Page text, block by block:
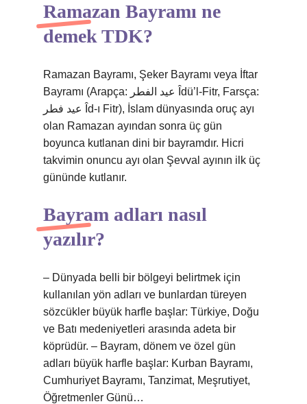
Ramazan Bayramı ne
demek TDK?
Ramazan Bayramı, Şeker Bayramı veya İftar
Bayramı (Arapça: عيد الفطر Îdü’l-Fitr, Farsça:
عید فطر Îd-ı Fitr), İslam dünyasında oruç ayı
olan Ramazan ayından sonra üç gün
boyunca kutlanan dini bir bayramdır. Hicri
takvimin onuncu ayı olan Şevval ayının ilk üç
gününde kutlanır.
Bayram adları nasıl
yazılır?
– Dünyada belli bir bölgeyi belirtmek için
kullanılan yön adları ve bunlardan türeyen
sözcükler büyük harfle başlar: Türkiye, Doğu
ve Batı medeniyetleri arasında adeta bir
köprüdür. – Bayram, dönem ve özel gün
adları büyük harfle başlar: Kurban Bayramı,
Cumhuriyet Bayramı, Tanzimat, Meşrutiyet,
Öğretmenler Günü…